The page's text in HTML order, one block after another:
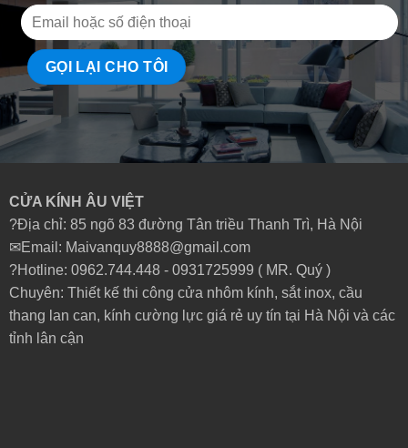
CỬA KÍNH ÂU VIỆT
?Địa chỉ: 85 ngõ 83 đường Tân triều Thanh Trì, Hà Nội
✉Email: Maivanquy8888@gmail.com
?Hotline: 0962.744.448 - 0931725999 ( MR. Quý )
Chuyên: Thiết kế thi công cửa nhôm kính, sắt inox, cầu
thang lan can, kính cường lực giá rẻ uy tín tại Hà Nội và các
tỉnh lân cận